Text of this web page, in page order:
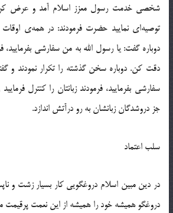
شخصی خدمت رسول معزز اسلام آمد و عرض کرد:
توصیه‌ای نمایید حضرت فرمودند: در همه‌ی اوقات
دوباره گفت: یا رسول الله به من سفارشی بفرمایید،
دقت کن. دوباره سخن گذشته را تکرار نمودند و
سفارشی بفرمایید، فرمودند زبانتان را کنترل
جز دروشدگان زبانشان به رو درآتش اندازد.
سلب اعتماد
در دین مبین اسلام دروغگویی کار بسیار زشت و
دروغگو همیشه خود را همیشه از این نعمت پرقیمت